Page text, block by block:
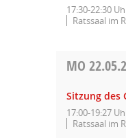
17:30-22:30
Ratssaal im
MO
Sitzung des
17:00-19:27
Ratssaal im